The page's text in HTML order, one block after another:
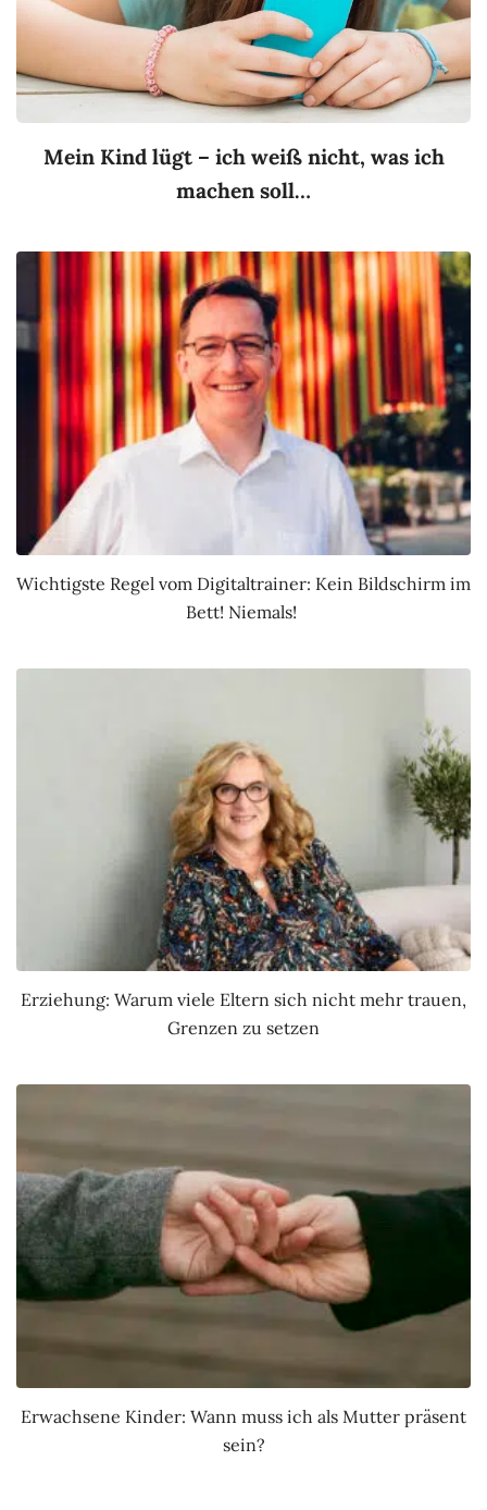
Mein Kind lügt – ich weiß nicht, was ich
machen soll…
Wichtigste Regel vom Digitaltrainer: Kein Bildschirm im
Bett! Niemals!
Erziehung: Warum viele Eltern sich nicht mehr trauen,
Grenzen zu setzen
Erwachsene Kinder: Wann muss ich als Mutter präsent
sein?